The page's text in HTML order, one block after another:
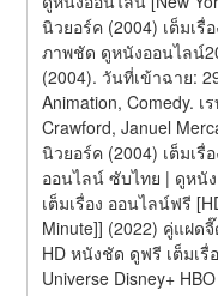
นิวยอร์ค (2004) เต็มเ
ภาพชัด ดูหนังออนไลน์
(2004). วันที่เข้าฉาย:
Animation, Comedy.
Crawford, Januel
นิวยอร์ค (2004) เต็มเรื่
ออนไลน์ ซับไทย | ดูหนั
เต็มเรื่อง ออนไลน์ฟรี
Minute]] (2022) คู่แฝด
HD หนังชัด ดูฟรี เต็มเรื่
Universe Disney+